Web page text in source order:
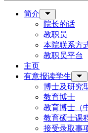
简介
院长的话
教职员
本院联系方
教职员平台
主页
有意报读学生
博士及研究
教育博士
教育博士（
教育硕士课
接受录取事